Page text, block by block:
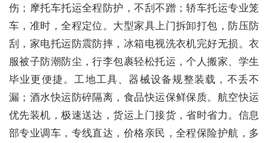
伤；摩托车托运全程防护，不刮不蹭；轿车托运专业笼
车，准时，全程定位。大型家具上门拆卸打包，防压防
刮，家电托运防震防摔，冰箱电视洗衣机完好无损。衣
服被子防潮防尘，行李包裹轻松托运，个人搬家、学生
毕业更便捷。工地工具、器械设备规整装载，不丢不
漏；酒水快运防碎隔离，食品快运保鲜保质。航空快运
优先装机，极速送达，货运上门接货，省时省力。信息
部专业调车，专线直达，价格亲民，全程保险护航，多